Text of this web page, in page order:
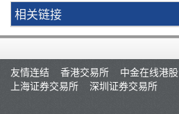
日本股票
韓國股票
相关链接
汇率参考
汇兑计算器
交易佣金及收费
友情连结
香港交易所 中金在线港股
上海证券交易所
深圳证券交易所